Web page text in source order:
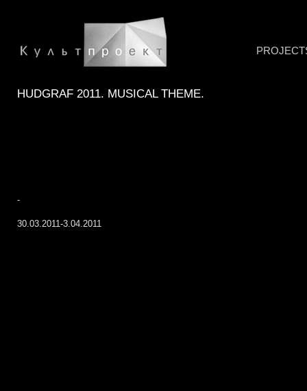
HUDGRAF 2011. MUSICAL THEME.
-
30.03.2011-3.04.2011